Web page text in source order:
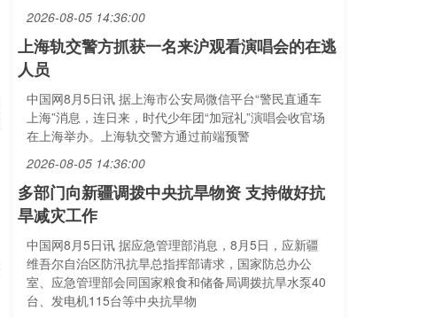
2026-08-05 14:36:00
上海轨交警方抓获一名来沪观看演唱会的在逃
人员
中国网8月5日讯 据上海市公安局微信平台“警民直通车
上海”消息，连日来，时代少年团“加冠礼”演唱会收官场
在上海举办。上海轨交警方通过前端预警
2026-08-05 14:36:00
多部门向新疆调拨中央抗旱物资 支持做好抗
旱减灾工作
中国网8月5日讯 据应急管理部消息，8月5日，应新疆
维吾尔自治区防汛抗旱总指挥部请求，国家防总办公
室、应急管理部会同国家粮食和储备局调拨抗旱水泵40
台、发电机115台等中央抗旱物